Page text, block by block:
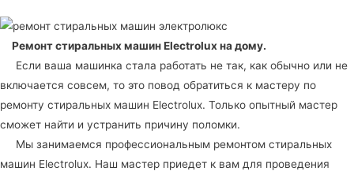
Ремонт стиральных машин Electroluxна дому.
Если ваша машинка стала работать не так, как обычно или не
включается совсем, то это повод обратиться к мастеру по
ремонту стиральных машин Electrolux. Только опытный мастер
сможет найти и устранить причину поломки.
Мы занимаемся профессиональным ремонтом стиральных
машин Electrolux. Наш мастер приедет к вам для проведения